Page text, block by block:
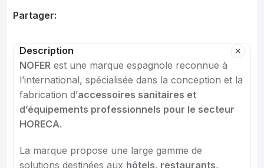
Partager:
Description
NOFER est une marque espagnole reconnue à
l’international, spécialisée dans la conception et la
fabrication d’accessoires sanitaires et
d’équipements professionnels pour le secteur
HORECA.
La marque propose une large gamme de
solutions destinées aux hôtels, restaurants,